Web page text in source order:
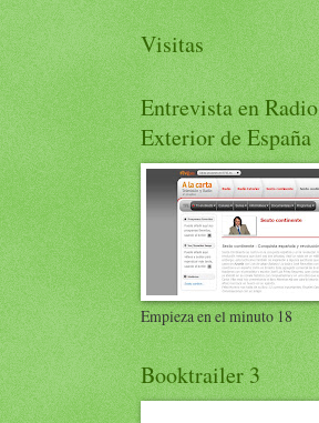
Visitas
Entrevista en Radio
Exterior de España
Empieza en el minuto 18
Booktrailer 3